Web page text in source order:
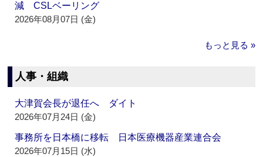
減 CSLベーリング
2026年08月07日 (金)
もっと見る »
人事・組織
大津賀会長が退任へ ダイト
2026年07月24日 (金)
事務所を日本橋に移転 日本医療機器産業連合会
2026年07月15日 (水)